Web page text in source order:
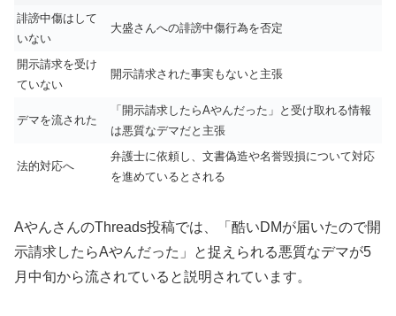
誹謗中傷はして
いない
大盛さんへの誹謗中傷行為を否定
開示請求を受け
ていない
開示請求された事実もないと主張
デマを流された
「開示請求したらAやんだった」と受け取れる情報
は悪質なデマだと主張
法的対応へ
弁護士に依頼し、文書偽造や名誉毀損について対応
を進めているとされる
AやんさんのThreads投稿では、「酷いDMが届いたので開
示請求したらAやんだった」と捉えられる悪質なデマが5
月中旬から流されていると説明されています。